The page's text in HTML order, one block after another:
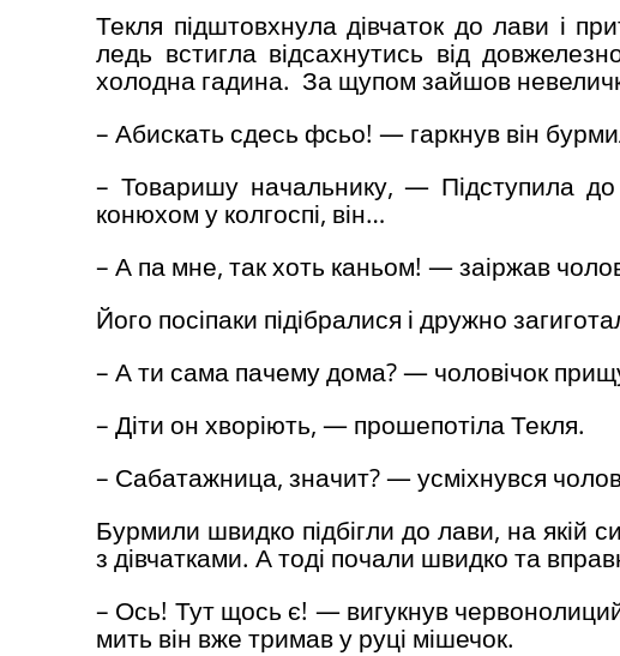
Текля підштовхнула дівчаток до лави і
ледь встигла відсахнутись від
холодна гадина. За щупом зайшов
– Абискать сдесь фсьо! — гаркнув він
– Товаришу начальнику, — Підступила
конюхом у колгоспі, він…
– А па мне, так хоть каньом! — заіржав
Його посіпаки підібралися і дружно
– А ти сама пачему дома? — чоловічок
– Діти он хворіють, — прошепотіла Текля.
– Сабатажница, значит? — усміхнувся
Бурмили швидко підбігли до лави, на якій
з дівчатками. А тоді почали швидко та
– Ось! Тут щось є! — вигукнув
мить він вже тримав у руці мішечок.